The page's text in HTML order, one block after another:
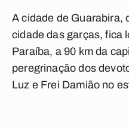
A cidade de Guarabira,
cidade das garças, fica
Paraíba, a 90 km da
peregrinação dos
Luz e Frei Damião no